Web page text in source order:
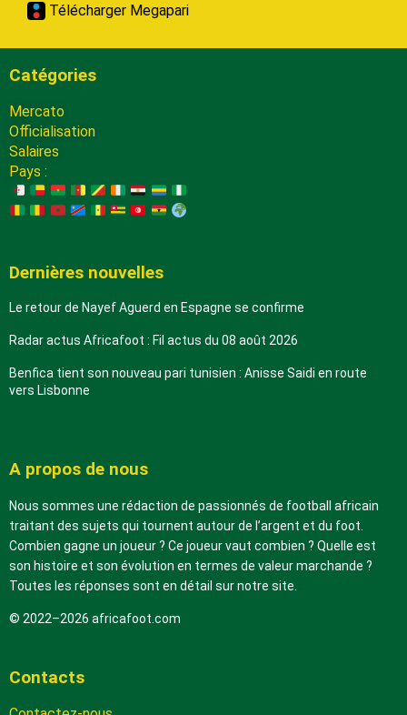
Télécharger Megapari
Catégories
Mercato
Officialisation
Salaires
Pays :
Dernières nouvelles
Le retour de Nayef Aguerd en Espagne se confirme
Radar actus Africafoot : Fil actus du 08 août 2026
Benfica tient son nouveau pari tunisien : Anisse Saidi en route
vers Lisbonne
A propos de nous
Nous sommes une rédaction de passionnés de football africain
traitant des sujets qui tournent autour de l’argent et du foot.
Combien gagne un joueur ? Ce joueur vaut combien ? Quelle est
son histoire et son évolution en termes de valeur marchande ?
Toutes les réponses sont en détail sur notre site.
© 2022–2026 africafoot.com
Contacts